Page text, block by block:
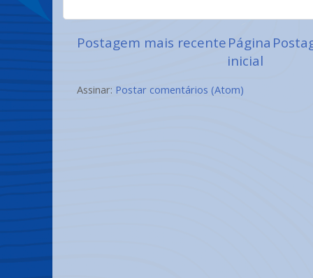
Postagem mais recentePágina
inicial
Assinar: Postar comentários (Atom)